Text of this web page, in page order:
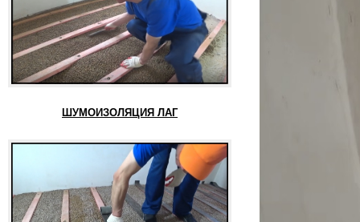
ШУМОИЗОЛЯЦИЯ ЛАГ